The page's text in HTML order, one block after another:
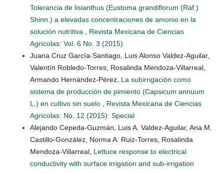
Tolerancia de lisianthus (Eustoma grandiflorum (Raf.)
Shinn.) a elevadas concentraciones de amonio en la
solución nutritiva
Revista Mexicana de Ciencias
Agrícolas: Vol. 6 No. 3 (2015)
Juana Cruz García-Santiago, Luis Alonso Valdez-Aguilar,
Valentín Robledo-Torres, Rosalinda Mendoza-Villarreal,
Armando Hernández-Pérez, La subirrigación como
sistema de producción de pimiento (Capsicum annuum
L.) en cultivo sin suelo
Revista Mexicana de Ciencias
Agrícolas: No. 12 (2015): Special
Alejando Cepeda-Guzmán, Luis A. Valdez-Aguilar, Ana M.
Castillo-González, Norma A. Ruiz-Torres, Rosalinda
Mendoza-Villarreal, Lettuce response to electrical
conductivity with surface irrigation and sub-irrigation